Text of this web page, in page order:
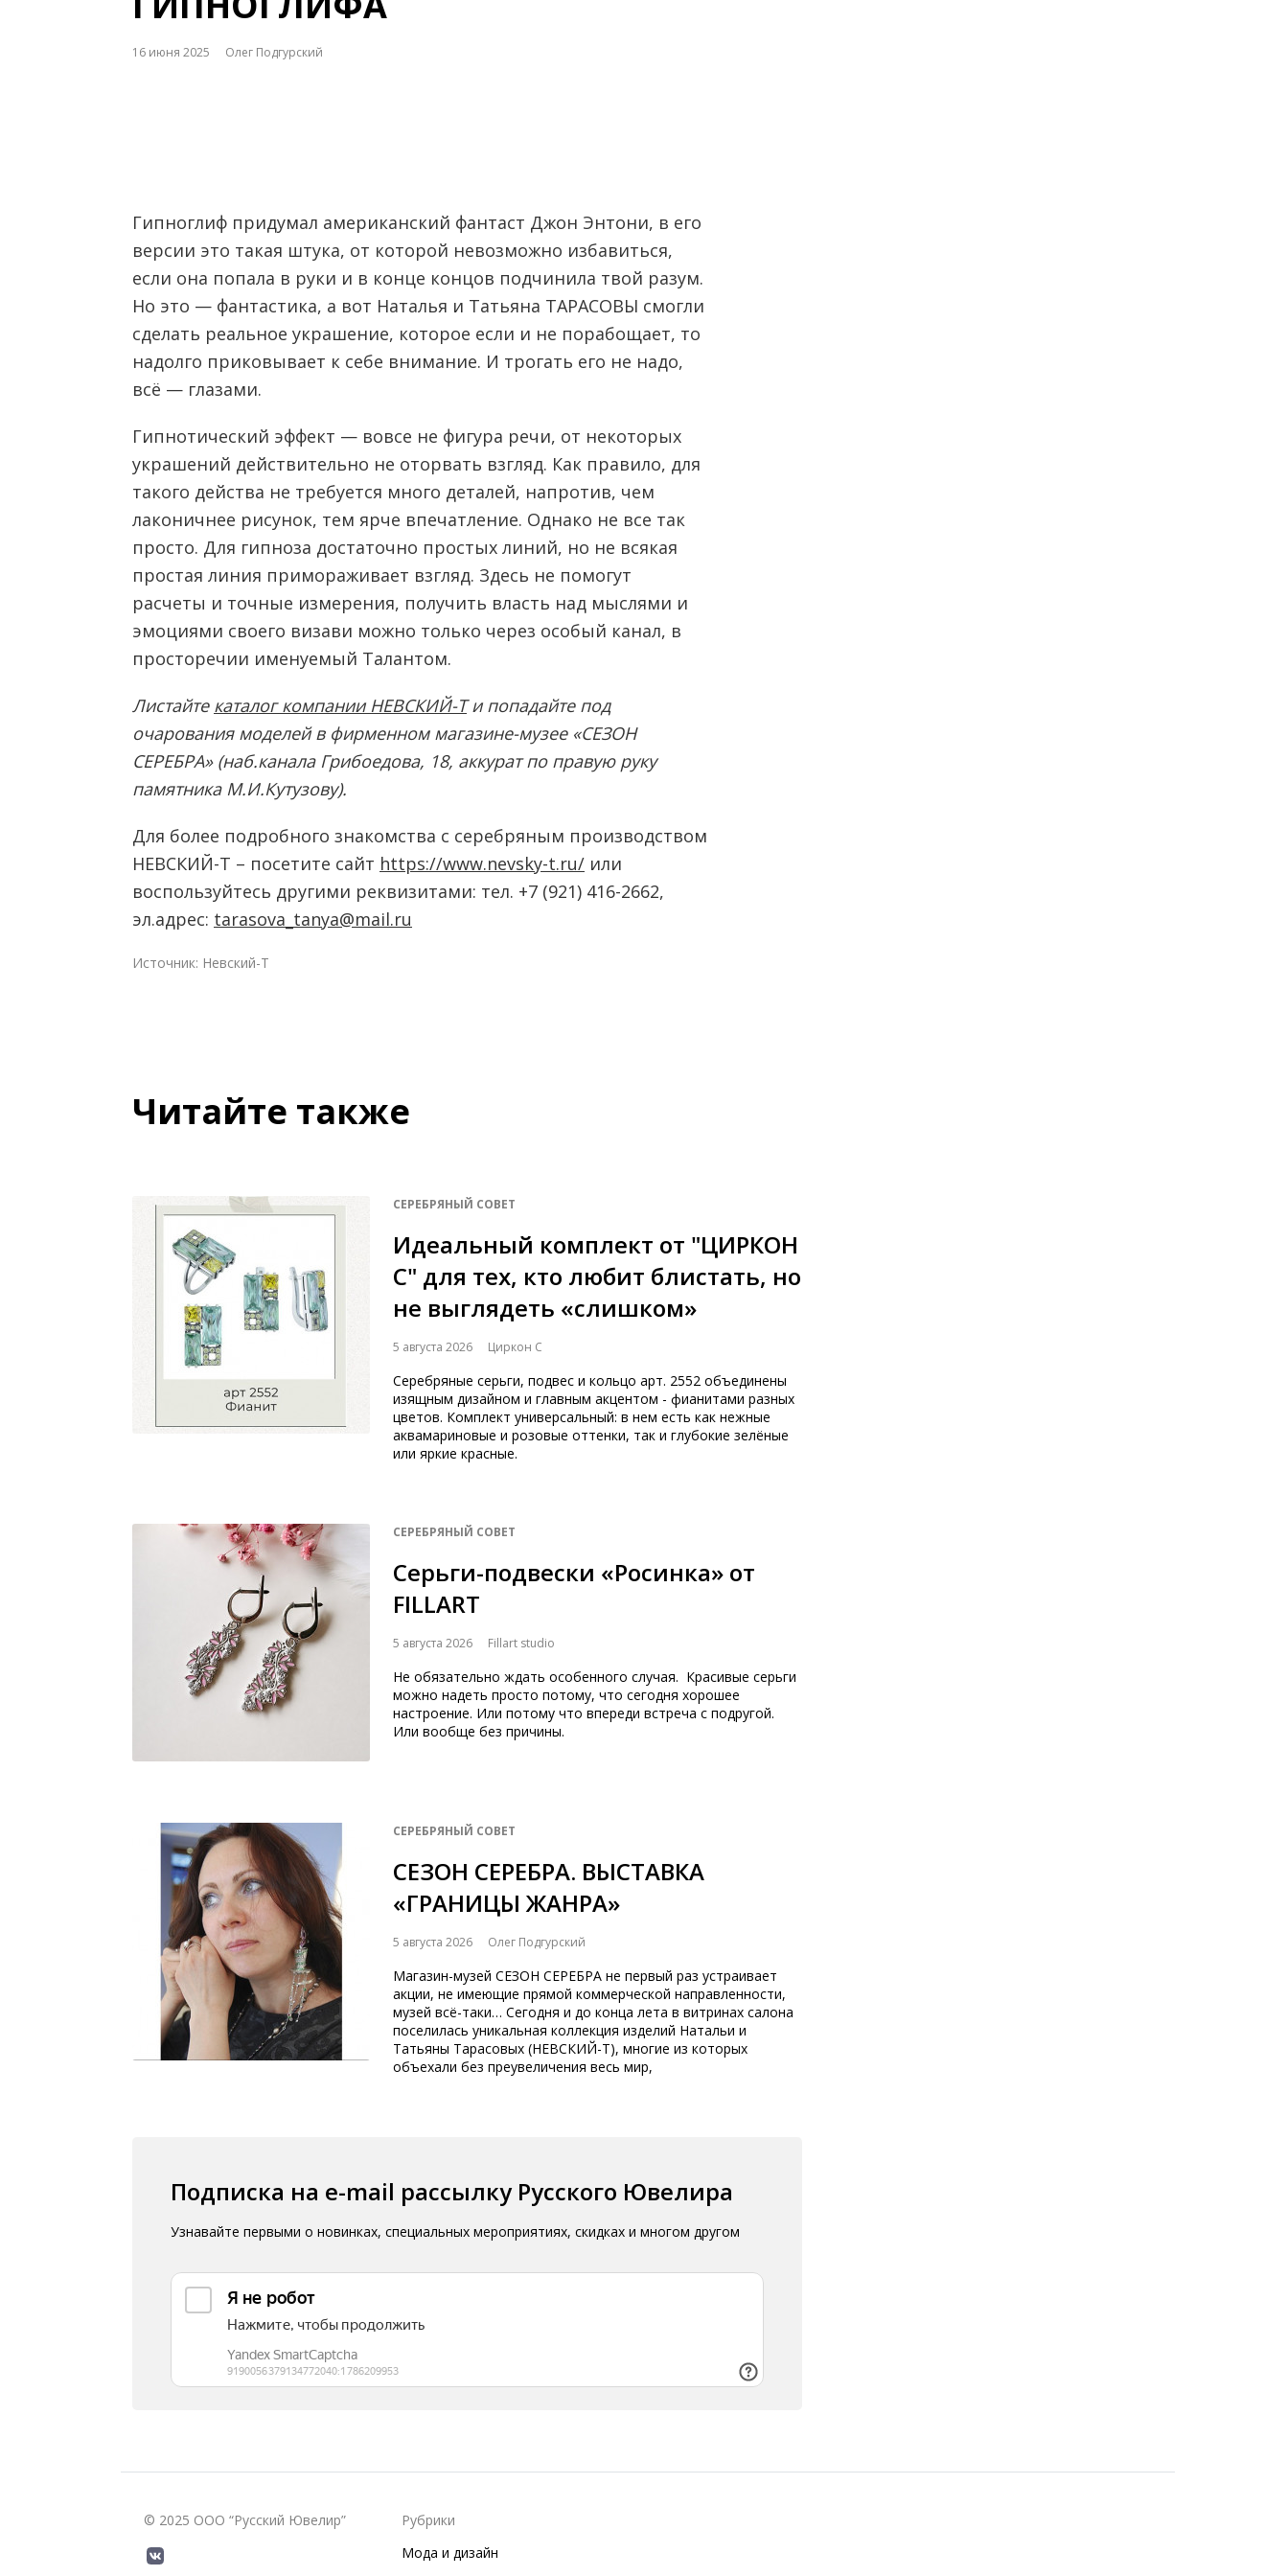
16 июня 2025 Олег Подгурский
Гипноглиф придумал американский фантаст Джон Энтони, в его
версии это такая штука, от которой невозможно избавиться,
если она попала в руки и в конце концов подчинила твой разум.
Но это — фантастика, а вот Наталья и Татьяна ТАРАСОВЫ смогли
сделать реальное украшение, которое если и не порабощает, то
надолго приковывает к себе внимание. И трогать его не надо,
всё — глазами.
Гипнотический эффект — вовсе не фигура речи, от некоторых
украшений действительно не оторвать взгляд. Как правило, для
такого действа не требуется много деталей, напротив, чем
лаконичнее рисунок, тем ярче впечатление. Однако не все так
просто. Для гипноза достаточно простых линий, но не всякая
простая линия примораживает взгляд. Здесь не помогут
расчеты и точные измерения, получить власть над мыслями и
эмоциями своего визави можно только через особый канал, в
просторечии именуемый Талантом.
Листайте каталог компании НЕВСКИЙ-Ти попадайте под
очарования моделей в фирменном магазине-музее «СЕЗОН
СЕРЕБРА» (наб.канала Грибоедова, 18, аккурат по правую руку
памятника М.И.Кутузову).
Для более подробного знакомства с серебряным производством
НЕВСКИЙ-Т – посетите сайт https://www.nevsky-t.ru/ или
воспользуйтесь другими реквизитами: тел. +7 (921) 416-2662,
эл.адрес: tarasova_tanya@mail.ru
Источник: Невский-Т
Читайте также
СЕРЕБРЯНЫЙ СОВЕТ
Идеальный комплект от "ЦИРКОН
С" для тех, кто любит блистать, но
не выглядеть «слишком»
5 августа 2026 Циркон С
Серебряные серьги, подвес и кольцо арт. 2552 объединены
изящным дизайном и главным акцентом - фианитами разных
цветов. Комплект универсальный: в нем есть как нежные
аквамариновые и розовые оттенки, так и глубокие зелёные
или яркие красные.
СЕРЕБРЯНЫЙ СОВЕТ
Серьги-подвески «Росинка» от
FILLART
5 августа 2026 Fillart studio
Не обязательно ждать особенного случая. Красивые серьги
можно надеть просто потому, что сегодня хорошее
настроение. Или потому что впереди встреча с подругой.
Или вообще без причины.
СЕРЕБРЯНЫЙ СОВЕТ
СЕЗОН СЕРЕБРА. ВЫСТАВКА
«ГРАНИЦЫ ЖАНРА»
5 августа 2026 Олег Подгурский
Магазин-музей СЕЗОН СЕРЕБРА не первый раз устраивает
акции, не имеющие прямой коммерческой направленности,
музей всё-таки… Сегодня и до конца лета в витринах салона
поселилась уникальная коллекция изделий Натальи и
Татьяны Тарасовых (НЕВСКИЙ-Т), многие из которых
объехали без преувеличения весь мир,
Подписка на e-mail рассылку Русского Ювелира
Узнавайте первыми о новинках, специальных мероприятиях, скидках и многом другом
© 2025 ООО “Русский Ювелир”
Рубрики
Мода и дизайн